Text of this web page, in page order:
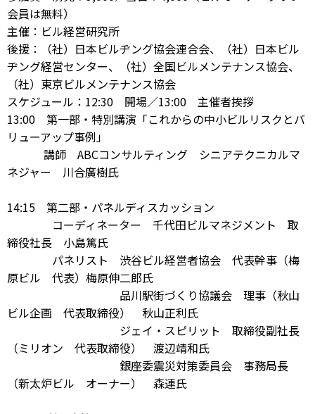
会員は無料）
主催：ビル経営研究所
後援：（社）日本ビルヂング協会連合会、（社）日本ビル
ヂング経営センター、（社）全国ビルメンテナンス協会、
（社）東京ビルメンテナンス協会
スケジュール：12:30 開場／13:00 主催者挨拶
13:00 第一部・特別講演「これからの中小ビルリスクとバ
リューアップ事例」
講師 ABCコンサルティング シニアテクニカルマ
ネジャー 川合廣樹氏
14:15 第二部・パネルディスカッション
コーディネーター 千代田ビルマネジメント 取
締役社長 小島篤氏
パネリスト 渋谷ビル経営者協会 代表幹事（梅
原ビル 代表）梅原伸二郎氏
品川駅街づくり協議会 理事（秋山
ビル企画 代表取締役） 秋山正利氏
ジェイ・スピリット 取締役副社長
（ミリオン 代表取締役） 渡辺靖和氏
銀座委震災対策委員会 事務局長
（新太炉ビル オーナー） 森連氏